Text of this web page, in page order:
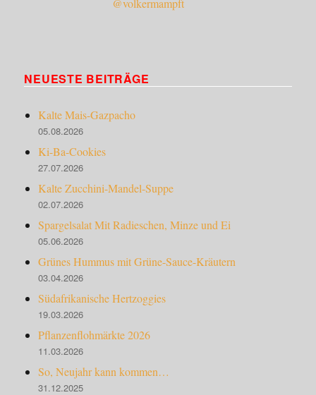
NEUESTE BEITRÄGE
Kalte Mais-Gazpacho
05.08.2026
Ki-Ba-Cookies
27.07.2026
Kalte Zucchini-Mandel-Suppe
02.07.2026
Spargelsalat Mit Radieschen, Minze und Ei
05.06.2026
Grünes Hummus mit Grüne-Sauce-Kräutern
03.04.2026
Südafrikanische Hertzoggies
19.03.2026
Pflanzenflohmärkte 2026
11.03.2026
So, Neujahr kann kommen…
31.12.2025